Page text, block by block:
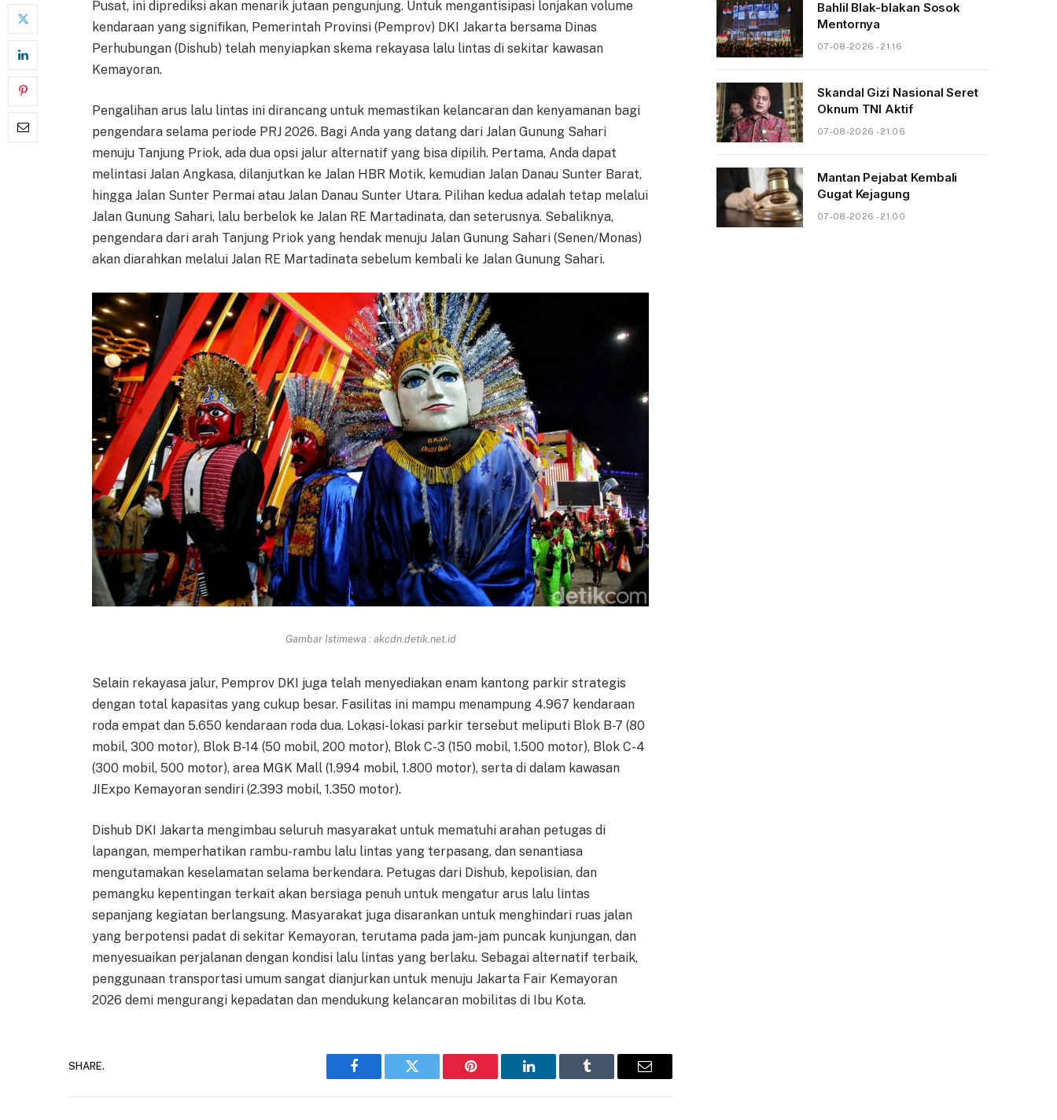
Pusat, ini diprediksi akan menarik jutaan pengunjung. Untuk mengantisipasi lonjakan volume
kendaraan yang signifikan, Pemerintah Provinsi (Pemprov) DKI Jakarta bersama Dinas
Perhubungan (Dishub) telah menyiapkan skema rekayasa lalu lintas di sekitar kawasan
Kemayoran.
Pengalihan arus lalu lintas ini dirancang untuk memastikan kelancaran dan kenyamanan bagi
pengendara selama periode PRJ 2026. Bagi Anda yang datang dari Jalan Gunung Sahari
menuju Tanjung Priok, ada dua opsi jalur alternatif yang bisa dipilih. Pertama, Anda dapat
melintasi Jalan Angkasa, dilanjutkan ke Jalan HBR Motik, kemudian Jalan Danau Sunter Barat,
hingga Jalan Sunter Permai atau Jalan Danau Sunter Utara. Pilihan kedua adalah tetap melalui
Jalan Gunung Sahari, lalu berbelok ke Jalan RE Martadinata, dan seterusnya. Sebaliknya,
pengendara dari arah Tanjung Priok yang hendak menuju Jalan Gunung Sahari (Senen/Monas)
akan diarahkan melalui Jalan RE Martadinata sebelum kembali ke Jalan Gunung Sahari.
Gambar Istimewa : akcdn.detik.net.id
Selain rekayasa jalur, Pemprov DKI juga telah menyediakan enam kantong parkir strategis
dengan total kapasitas yang cukup besar. Fasilitas ini mampu menampung 4.967 kendaraan
roda empat dan 5.650 kendaraan roda dua. Lokasi-lokasi parkir tersebut meliputi Blok B-7 (80
mobil, 300 motor), Blok B-14 (50 mobil, 200 motor), Blok C-3 (150 mobil, 1.500 motor), Blok C-4
(300 mobil, 500 motor), area MGK Mall (1.994 mobil, 1.800 motor), serta di dalam kawasan
JIExpo Kemayoran sendiri (2.393 mobil, 1.350 motor).
Dishub DKI Jakarta mengimbau seluruh masyarakat untuk mematuhi arahan petugas di
lapangan, memperhatikan rambu-rambu lalu lintas yang terpasang, dan senantiasa
mengutamakan keselamatan selama berkendara. Petugas dari Dishub, kepolisian, dan
pemangku kepentingan terkait akan bersiaga penuh untuk mengatur arus lalu lintas
sepanjang kegiatan berlangsung. Masyarakat juga disarankan untuk menghindari ruas jalan
yang berpotensi padat di sekitar Kemayoran, terutama pada jam-jam puncak kunjungan, dan
menyesuaikan perjalanan dengan kondisi lalu lintas yang berlaku. Sebagai alternatif terbaik,
penggunaan transportasi umum sangat dianjurkan untuk menuju Jakarta Fair Kemayoran
2026 demi mengurangi kepadatan dan mendukung kelancaran mobilitas di Ibu Kota.
SHARE.
Facebook Twitter Pinterest LinkedIn Tumblr Email
Bahlil Blak-blakan Sosok
Mentornya
07-08-2026 - 21.16
Skandal Gizi Nasional Seret
Oknum TNI Aktif
07-08-2026 - 21.06
Mantan Pejabat Kembali
Gugat Kejagung
07-08-2026 - 21.00